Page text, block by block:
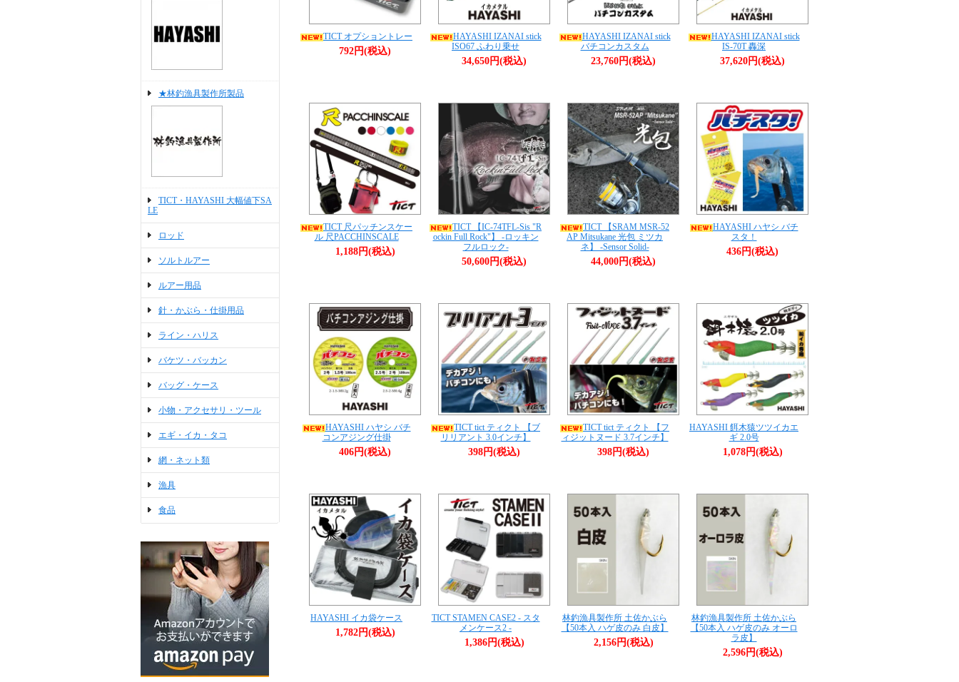
★林釣漁具製作所製品
TICT・HAYASHI 大幅値下SA
LE
ロッド
ソルトルアー
ルアー用品
針・かぶら・仕掛用品
ライン・ハリス
バケツ・バッカン
バッグ・ケース
小物・アクセサリ・ツール
エギ・イカ・タコ
網・ネット類
漁具
食品
TICT オプショントレー
792円(税込)
HAYASHI IZANAI stick
ISO67 ふわり乗せ
34,650円(税込)
HAYASHI IZANAI stick
バチコンカスタム
23,760円(税込)
HAYASHI IZANAI stick
IS-70T 轟深
37,620円(税込)
TICT 尺パッチンスケー
ル 尺PACCHINSCALE
1,188円(税込)
TICT 【IC-74TFL-Sis "R
ockin Full Rock"】 -ロッキン
フルロック-
50,600円(税込)
TICT 【SRAM MSR-52
AP Mitsukane 光包 ミツカ
ネ】 -Sensor Solid-
44,000円(税込)
HAYASHI ハヤシ バチ
スタ！
436円(税込)
HAYASHI ハヤシ バチ
コンアジング仕掛
406円(税込)
TICT tict ティクト 【ブ
リリアント 3.0インチ】
398円(税込)
TICT tict ティクト 【フ
ィジットヌード 3.7インチ】
398円(税込)
HAYASHI 餌木猿ツツイカエ
ギ 2.0号
1,078円(税込)
HAYASHI イカ袋ケース
1,782円(税込)
TICT STAMEN CASE2 - スタ
メンケース2 -
1,386円(税込)
林釣漁具製作所 土佐かぶら
【50本入 ハゲ皮のみ 白皮】
2,156円(税込)
林釣漁具製作所 土佐かぶら
【50本入 ハゲ皮のみ オーロ
ラ皮】
2,596円(税込)